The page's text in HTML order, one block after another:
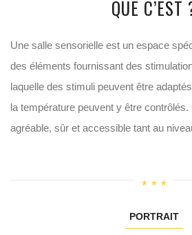
QUE C’EST
Une salle sensorielle est un espace
des éléments fournissant des
laquelle des stimuli peuvent être
la température peuvent y être
agréable, sûr et accessible tant au
PORTRAIT